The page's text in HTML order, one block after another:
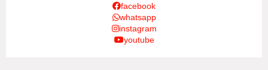
facebook
whatsapp
instagram
youtube